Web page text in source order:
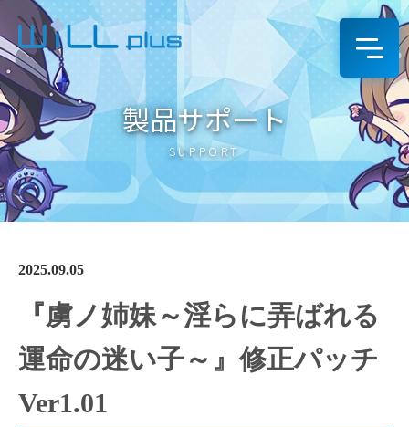
製品サポート
SUPPORT
2025.09.05
『虜ノ姉妹～淫らに弄ばれる
運命の迷い子～』修正パッチ
Ver1.01